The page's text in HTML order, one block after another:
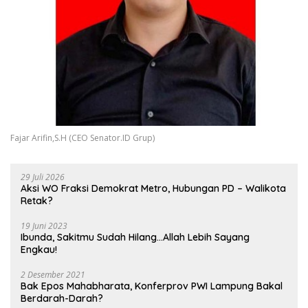
Fajar Arifin,S.H (CEO Senator.ID Grup)
29 Juli 2026
Aksi WO Fraksi Demokrat Metro, Hubungan PD – Walikota
Retak?
19 Juni 2023
Ibunda, Sakitmu Sudah Hilang…Allah Lebih Sayang
Engkau!
2 Desember 2021
Bak Epos Mahabharata, Konferprov PWI Lampung Bakal
Berdarah-Darah?